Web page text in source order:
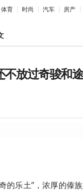
体育 时尚 汽车 房产
不放过奇骏和
的乐土”，浓厚的傣